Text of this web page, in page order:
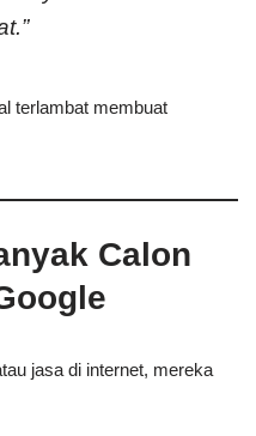
terlambat membuat
Calon
jasa di internet, mereka